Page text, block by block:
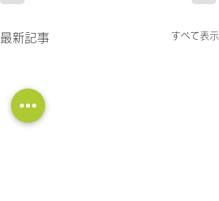
最新記事 すべて表示